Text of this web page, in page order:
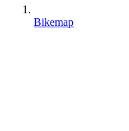
Bikemap